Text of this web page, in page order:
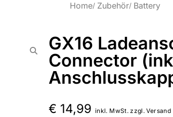
Home Zubehör Battery
GX16
Connector
€ 14,99 inkl. MwSt. zzgl. Versand